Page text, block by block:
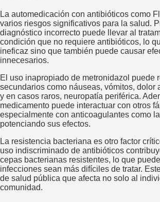
La automedicación con antibióticos como
varios riesgos significativos para la salud.
diagnóstico incorrecto puede llevar al
condición que no requiere antibióticos, lo
ineficaz sino que también puede causar
innecesarios.
El uso inapropiado de metronidazol puede
secundarios como náuseas, vómitos, dolor
y en casos raros, neuropatía periférica.
medicamento puede interactuar con otros
especialmente con anticoagulantes como
potenciando sus efectos.
La resistencia bacteriana es otro factor
uso indiscriminado de antibióticos
cepas bacterianas resistentes, lo que
infecciones sean más difíciles de tratar.
de salud pública que afecta no solo al
comunidad.